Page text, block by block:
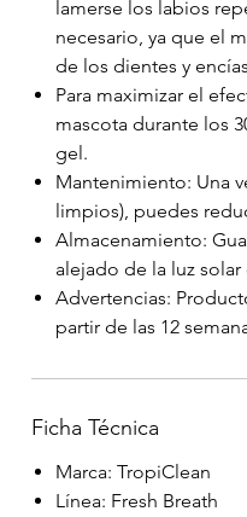
lamerse los labios
necesario, ya que el
de los dientes y
Para maximizar el
mascota durante los
gel.
Mantenimiento: Una
limpios), puedes
Almacenamiento:
alejado de la luz solar
Advertencias:
partir de las 12
Ficha Técnica
Marca: TropiClean
Línea: Fresh Breath